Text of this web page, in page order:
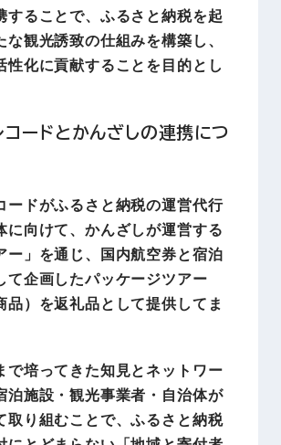
することで、ふるさと納税を起
な観光誘致の仕組みを構築し、
性化に貢献することを目的とし
コードとかんざしの連携につ
ードがふるさと納税の運営代行
に向けて、かんざしが運営する
ー」を通じ、国内航空券と宿泊
て企画したパッケージツアー
品）を返礼品として提供してま
で培ってきた知見とネットワー
泊施設・観光事業者・自治体が
取り組むことで、ふるさと納税